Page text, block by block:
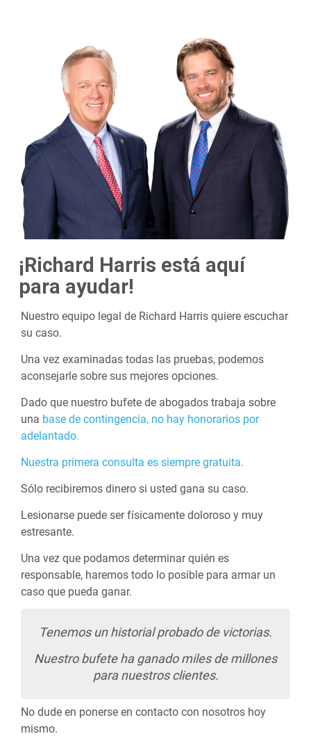
¡Richard Harris está aquí
para ayudar!
Nuestro equipo legal de Richard Harris quiere escuchar
su caso.
Una vez examinadas todas las pruebas, podemos
aconsejarle sobre sus mejores opciones.
Dado que nuestro bufete de abogados trabaja sobre
una base de contingencia, no hay honorarios por
adelantado.
Nuestra primera consulta es siempre gratuita.
Sólo recibiremos dinero si usted gana su caso.
Lesionarse puede ser físicamente doloroso y muy
estresante.
Una vez que podamos determinar quién es
responsable, haremos todo lo posible para armar un
caso que pueda ganar.
Tenemos un historial probado de victorias.
Nuestro bufete ha ganado miles de millones
para nuestros clientes.
No dude en ponerse en contacto con nosotros hoy
mismo.